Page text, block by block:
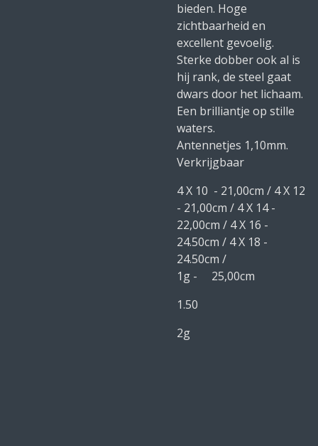
bieden. Hoge
zichtbaarheid en
excellent gevoelig.
Sterke dobber ook al is
hij rank, de steel gaat
dwars door het lichaam.
Een brilliantje op stille
waters.
Antennetjes 1,10mm.
Verkrijgbaar
4 X 10 - 21,00cm / 4 X 12
- 21,00cm / 4 X 14 -
22,00cm / 4 X 16 -
24.50cm / 4 X 18 -
24.50cm /
1g - 25,00cm
1.50
2g